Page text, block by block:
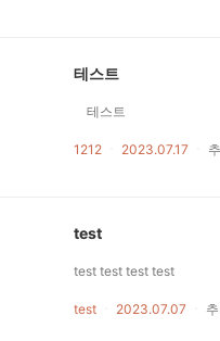
테스트
테스트
1212 2023.07.17
test
test test test test
test 2023.07.07